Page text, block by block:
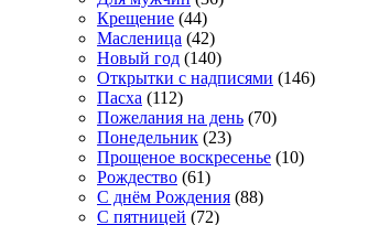
Крещение (44)
Масленица (42)
Новый год (140)
Открытки с надписями (146)
Пасха (112)
Пожелания на день (70)
Понедельник (23)
Прощеное воскресенье (10)
Рождество (61)
С днём Рождения (88)
С пятницей (72)